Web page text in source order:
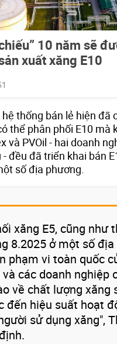
10 năm sẽ
xuất xăng E10
thống bán lẻ hiện đã
thể phân phối E10
và PVOil - hai doanh
đều đã triển khai bán
số địa phương.
xăng E5, cũng như
8.2025 ở một số
phạm vi toàn quốc
các doanh nghiệp
về chất lượng xăng
đến hiệu suất hoạt
sử dụng xăng",